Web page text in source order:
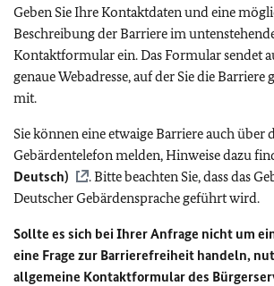
Geben Sie Ihre Kontaktdaten und eine
Beschreibung der Barriere im
Kontaktformular ein. Das Formular sendet
genaue Webadresse, auf der Sie die Barriere
mit.
Sie können eine etwaige Barriere auch über
Gebärdentelefon melden, Hinweise dazu
Deutsch)
. Bitte beachten Sie, dass das
Deutscher Gebärdensprache geführt wird.
Sollte es sich bei Ihrer Anfrage nicht um
eine Frage zur Barrierefreiheit handeln,
allgemeine Kontaktformular des